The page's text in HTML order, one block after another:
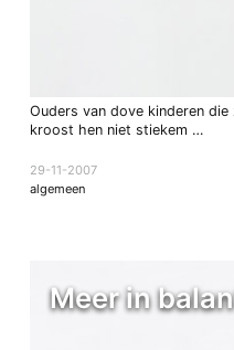
Ouders van dove kinderen
kroost hen niet stiekem …
29-11-2007
algemeen
Meer in